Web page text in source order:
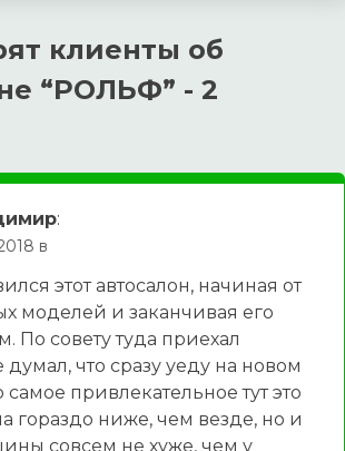
клиенты об
“РОЛЬФ” - 2
:
в
этот автосалон, начиная от
моделей и заканчивая его
По совету туда приехал
что сразу уеду на новом
самое привлекательное тут это
гораздо ниже, чем везде, но и
совсем не хуже, чем у